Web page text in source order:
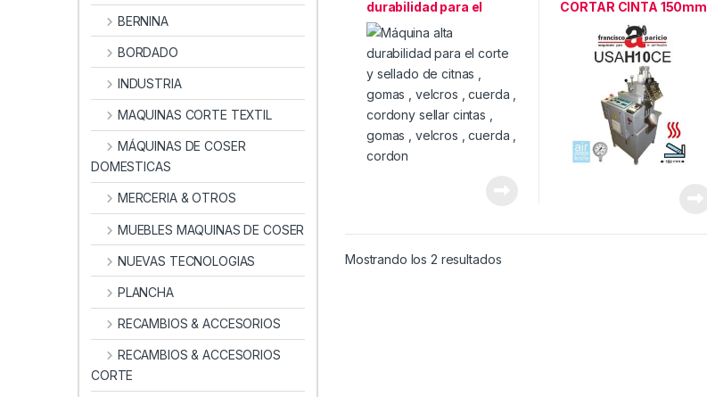
durabilidad para el
corte y sellado
CORTAR CINTA 150mm
Y CORDÓN
Mostrando los 2 resultados
BERNINA
BORDADO
INDUSTRIA
MAQUINAS CORTE TEXTIL
MÁQUINAS DE COSER
DOMESTICAS
MERCERIA & OTROS
MUEBLES MAQUINAS DE COSER
NUEVAS TECNOLOGIAS
PLANCHA
RECAMBIOS & ACCESORIOS
RECAMBIOS & ACCESORIOS
CORTE